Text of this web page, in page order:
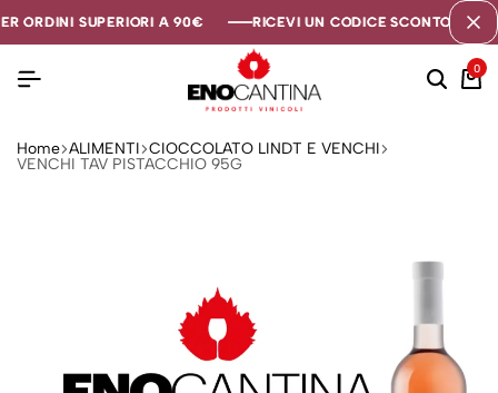
ORDINI SUPERIORI A 90€ RICEVI UN CODICE SCONTO DI 5€
ORDINI SUPERIORI A 90€ RICEVI UN CODICE SCONTO DI 5€
ORDINI SUPERIORI A 90€ RICEVI UN CODICE SCONTO DI 5€
0
Home ALIMENTI CIOCCOLATO LINDT E VENCHI
VENCHI TAV PISTACCHIO 95G